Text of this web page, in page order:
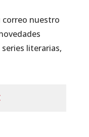
correo nuestro
literarias,